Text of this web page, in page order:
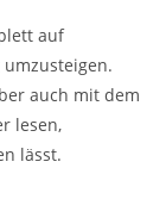
auf
auch mit dem
lesen,
lässt.